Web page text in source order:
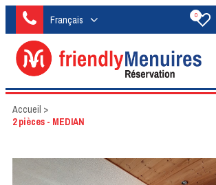
Français 0
Accueil >
2 pièces - MEDIAN